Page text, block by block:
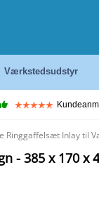
Værkstedsudstyr
Ringgaffelsæt Inlay til
- 385 x 170 x